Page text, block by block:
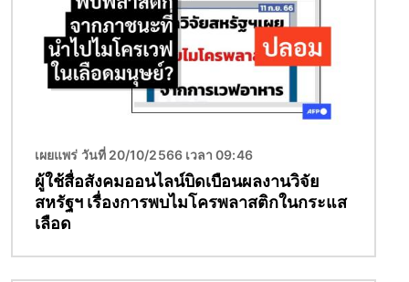
เผยแพร่ วันที่ 20/10/2566 เวลา 09:46
ผู้ใช้สื่อสังคมออนไลน์บิดเบือนผลงานวิจัย
สหรัฐฯ เรื่องการพบไมโครพลาสติกในกระแส
เลือด